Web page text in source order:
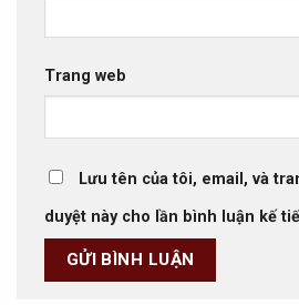
Trang web
Lưu tên của tôi, email, và
duyệt này cho lần bình luận kế